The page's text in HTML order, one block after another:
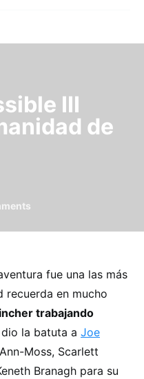
III
de
fue una las más
recuerda en mucho
trabajando
la batuta a Joe
Moss, Scarlett
Branagh para su